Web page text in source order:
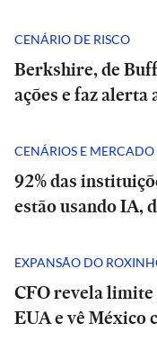
CENÁRIO DE RISCO
Berkshire, de
ações e faz alerta
CENÁRIOS E MERCADO
92% das
estão usando IA,
EXPANSÃO DO
CFO revela limite
EUA e vê México